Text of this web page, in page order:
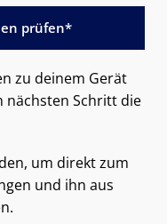
prüfen*
zu deinem Gerät
nächsten Schritt die
um direkt zum
und ihn aus